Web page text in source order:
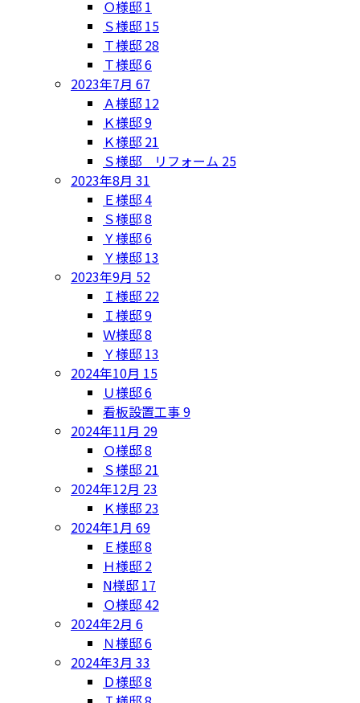
Ｏ様邸 1
Ｓ様邸 15
Ｔ様邸 28
Ｔ様邸6
2023年7月 67
Ａ様邸 12
Ｋ様邸9
Ｋ様邸 21
Ｓ様邸 リフォーム 25
2023年8月 31
Ｅ様邸4
Ｓ様邸8
Ｙ様邸6
Ｙ様邸 13
2023年9月 52
Ｉ様邸 22
Ｉ様邸9
Ｗ様邸8
Ｙ様邸 13
2024年10月 15
Ｕ様邸6
看板設置工事9
2024年11月 29
Ｏ様邸8
Ｓ様邸 21
2024年12月 23
Ｋ様邸 23
2024年1月 69
Ｅ様邸8
Ｈ様邸 2
N様邸 17
Ｏ様邸42
2024年2月 6
Ｎ様邸6
2024年3月 33
Ｄ様邸8